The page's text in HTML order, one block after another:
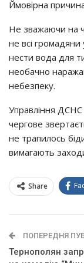
Ймовірна
Не зважаючи на
не всі
нести вода для
необачно
небезпеку.
Управління ДСНС
чергове
не трапилось
вимагають
Share
ПОПЕРЕДНЯ
Тернополян